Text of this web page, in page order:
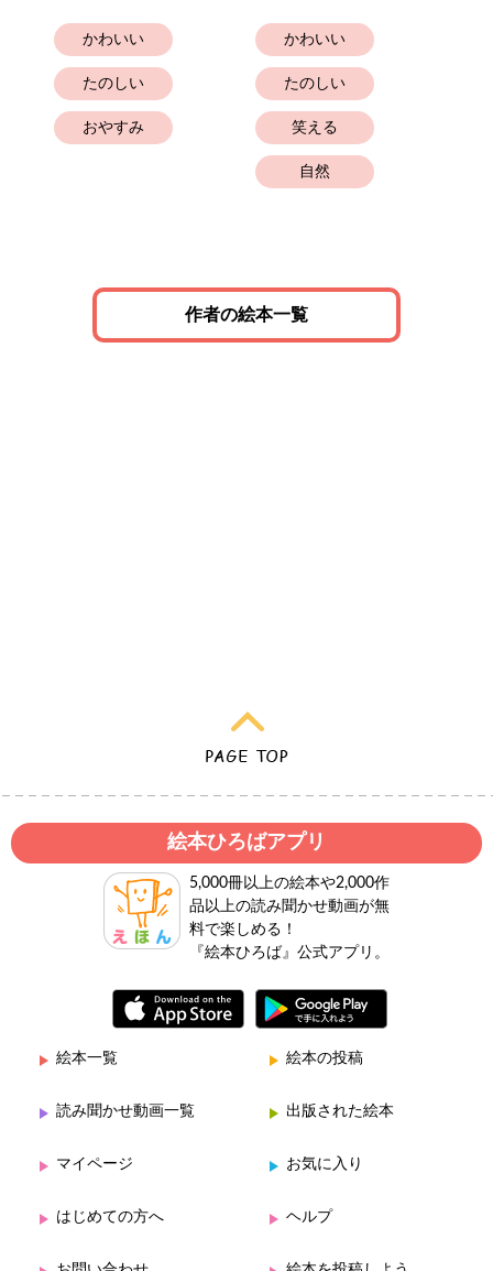
かわいい
たのしい
おやすみ
かわいい
たのしい
笑える
自然
作者の絵本一覧
絵本ひろばアプリ
5,000冊以上の絵本や2,000作
品以上の読み聞かせ動画が無
料で楽しめる！
『絵本ひろば』公式アプリ。
絵本一覧 絵本の投稿
読み聞かせ動画一覧 出版された絵本
マイページ お気に入り
はじめての方へ ヘルプ